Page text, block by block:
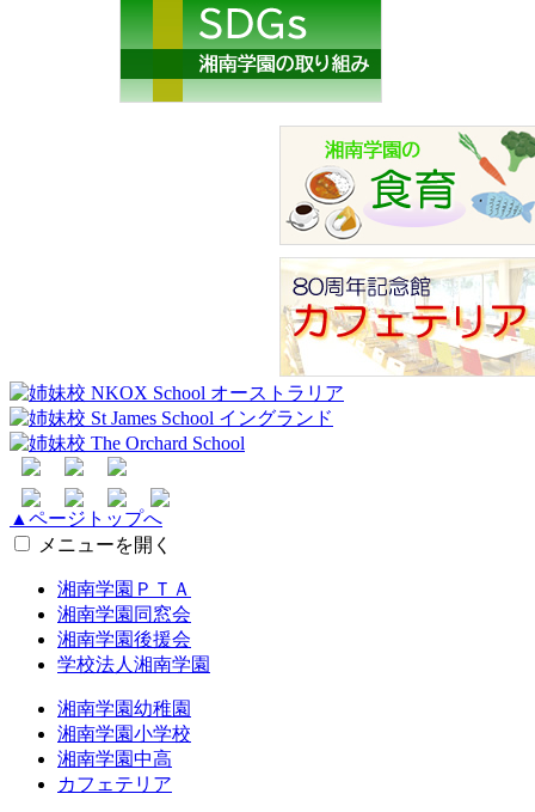
▲ページトップへ
メニューを開く
湘南学園ＰＴＡ
湘南学園同窓会
湘南学園後援会
学校法人湘南学園
湘南学園幼稚園
湘南学園小学校
湘南学園中高
カフェテリア